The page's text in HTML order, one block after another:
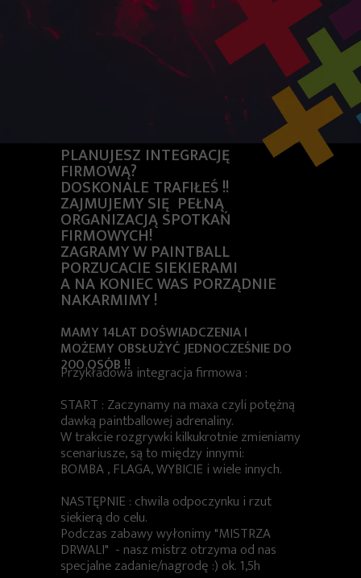
Przykładowa integracja firmowa :
START : Zaczynamy na maxa czyli potężną
dawką paintballowej adrenaliny.
W trakcie rozgrywki kilkukrotnie zmieniamy
scenariusze, są to między innymi:
BOMBA , FLAGA, WYBICIE i wiele innych.
NASTĘPNIE : chwila odpoczynku i rzut
siekierą do celu.
Podczas zabawy wyłonimy "MISTRZA
DRWALI" - nasz mistrz otrzyma od nas
specjalne zadanie/nagrodę :) ok. 1,5h
PLANUJESZ INTEGRACJĘ
FIRMOWĄ?
DOSKONALE TRAFIŁEŚ !!
ZAJMUJEMY SIĘ PEŁNĄ
ORGANIZACJĄ SPOTKAŃ
FIRMOWYCH!
ZAGRAMY W PAINTBALL
PORZUCACIE SIEKIERAMI
A NA KONIEC WAS PORZĄDNIE
NAKARMIMY !
MAMY 14LAT DOŚWIADCZENIA I
MOŻEMY OBSŁUŻYĆ JEDNOCZEŚNIE DO
200 OSÓB !!